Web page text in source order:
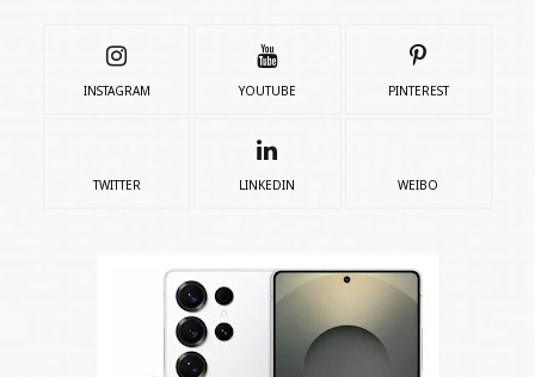
INSTAGRAM YOUTUBE PINTEREST
TWITTER LINKEDIN WEIBO